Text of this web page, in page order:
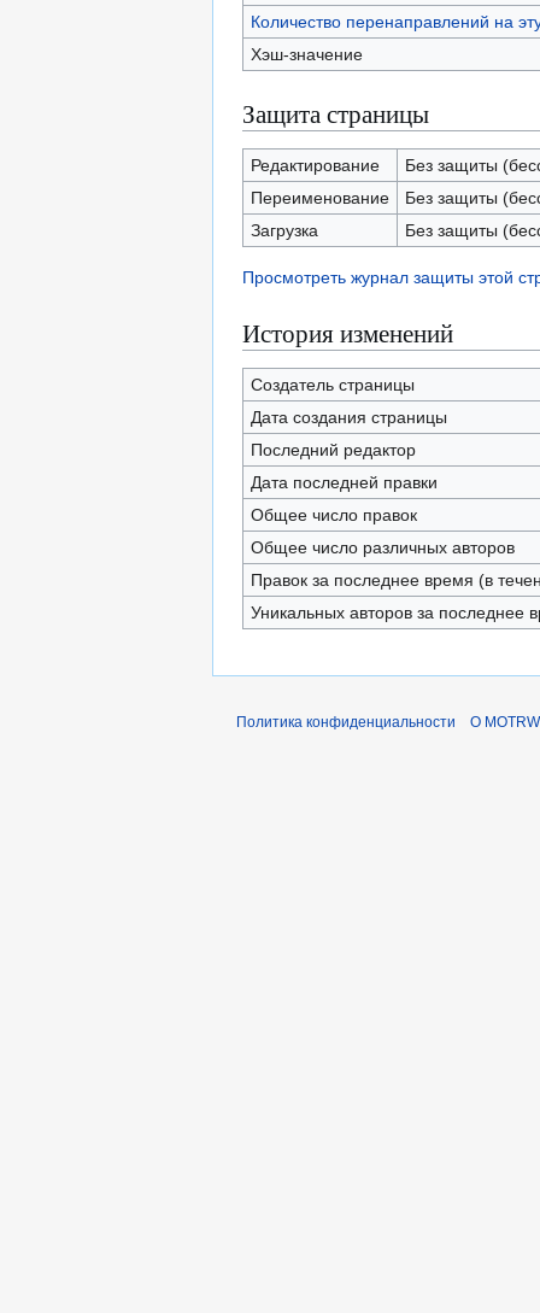
Количество перенаправлений на
Хэш-значение
Защита страницы
Редактирование
Без защиты
Переименование
Без защиты
Загрузка
Без защиты
Просмотреть журнал защиты этой
История изменений
Создатель страницы
Дата создания страницы
Последний редактор
Дата последней правки
Общее число правок
Общее число различных авторов
Правок за последнее время (в
Уникальных авторов за последнее
Политика конфиденциальности О